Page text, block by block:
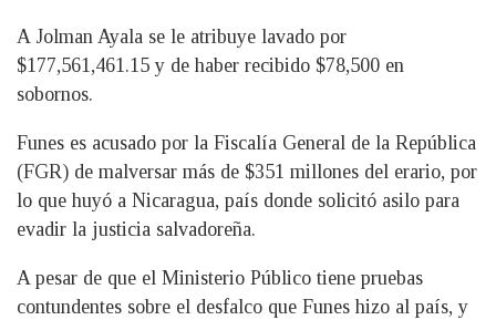
A Jolman Ayala se le atribuye lavado por
$177,561,461.15 y de haber recibido $78,500 en
sobornos.
Funes es acusado por la Fiscalía General de la República
(FGR) de malversar más de $351 millones del erario, por
lo que huyó a Nicaragua, país donde solicitó asilo para
evadir la justicia salvadoreña.
A pesar de que el Ministerio Público tiene pruebas
contundentes sobre el desfalco que Funes hizo al país, y